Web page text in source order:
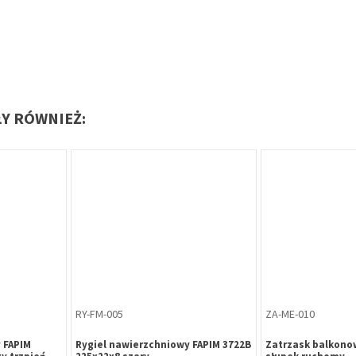
RÓWNIEŻ:
KD-HR-032
Kłódka B-Harko HS 40 mm
KD-HR-033
Kłódka B-Harko